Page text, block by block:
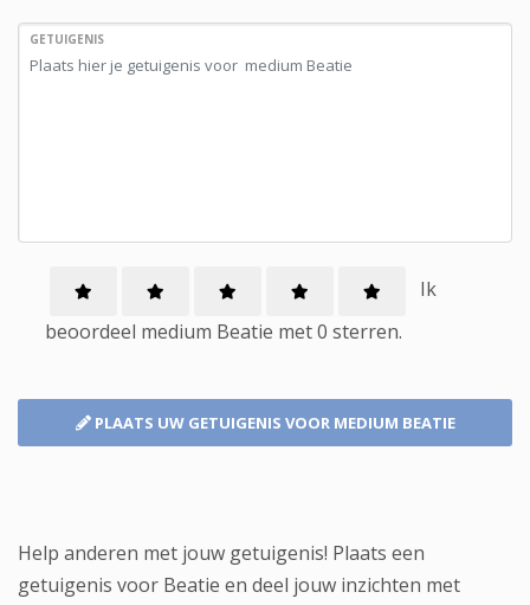
GETUIGENIS
Ik
beoordeel medium Beatie met0 sterren.
PLAATS UW GETUIGENIS VOOR MEDIUM BEATIE
Help anderen met jouw getuigenis! Plaats een
getuigenis voor Beatie en deel jouw inzichten met